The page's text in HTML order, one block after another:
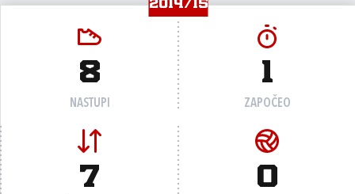
2014/15
8
NASTUPI
1
ZAPOČEO
7 0